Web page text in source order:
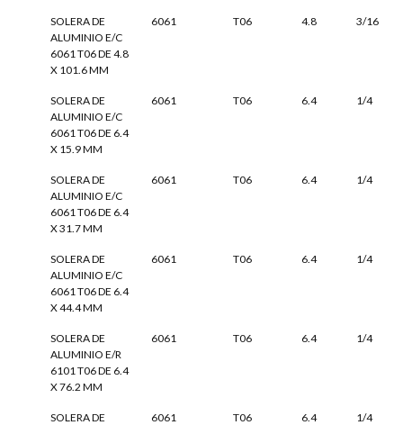
SOLERA DE
ALUMINIO E/C
6061 T06 DE 4.8
X 101.6 MM
6061 T06 4.8 3/16
SOLERA DE
ALUMINIO E/C
6061 T06 DE 6.4
X 15.9 MM
6061 T06 6.4 1/4
SOLERA DE
ALUMINIO E/C
6061 T06 DE 6.4
X 31.7 MM
6061 T06 6.4 1/4
SOLERA DE
ALUMINIO E/C
6061 T06 DE 6.4
X 44.4 MM
6061 T06 6.4 1/4
SOLERA DE
ALUMINIO E/R
6101 T06 DE 6.4
X 76.2 MM
6061 T06 6.4 1/4
SOLERA DE
6061 T06 6.4 1/4